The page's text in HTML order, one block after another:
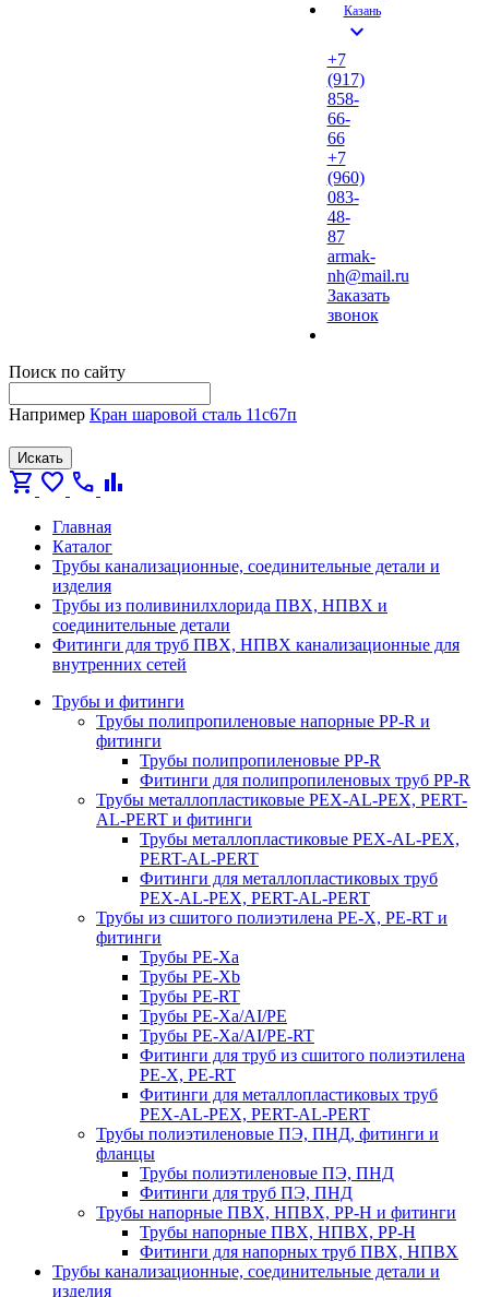
Казань
expand_more
+7
(917)
858-
66-
66
+7
(960)
083-
48-
87
armak-
nh@mail.ru
Заказать
звонок
Поиск по сайту
Например Кран шаровой сталь 11с67п
Искать
shopping_cart favorite call bar_chart
Главная
Каталог
Трубы канализационные, соединительные детали и
изделия
Трубы из поливинилхлорида ПВХ, НПВХ и
соединительные детали
Фитинги для труб ПВХ, НПВХ канализационные для
внутренних сетей
Трубы и фитинги
Трубы полипропиленовые напорные PP-R и
фитинги
Трубы полипропиленовые PP-R
Фитинги для полипропиленовых труб PP-R
Трубы металлопластиковые PEX-AL-PEX, PERT-
AL-PERT и фитинги
Трубы металлопластиковые PEX-AL-PEX,
PERT-AL-PERT
Фитинги для металлопластиковых труб
PEX-AL-PEX, PERT-AL-PERT
Трубы из сшитого полиэтилена PE-X, PE-RT и
фитинги
Трубы PE-Xa
Трубы PE-Xb
Трубы PE-RT
Трубы PE-Xa/AI/PE
Трубы PE-Xa/AI/PE-RT
Фитинги для труб из сшитого полиэтилена
PE-X, PE-RT
Фитинги для металлопластиковых труб
PEX-AL-PEX, PERT-AL-PERT
Трубы полиэтиленовые ПЭ, ПНД, фитинги и
фланцы
Трубы полиэтиленовые ПЭ, ПНД
Фитинги для труб ПЭ, ПНД
Трубы напорные ПВХ, НПВХ, PP-H и фитинги
Трубы напорные ПВХ, НПВХ, PP-H
Фитинги для напорных труб ПВХ, НПВХ
Трубы канализационные, соединительные детали и
изделия